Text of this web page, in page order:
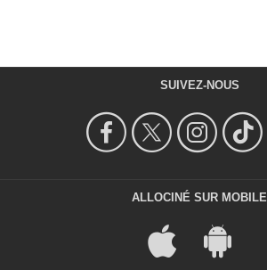
SUIVEZ-NOUS
ALLOCINÉ SUR MOBILE